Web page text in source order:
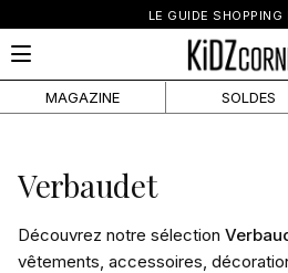
LE GUIDE SHOPPING
MAGAZINE SOLDES
Verbaudet
Découvrez notre sélection
vêtements, accessoires,